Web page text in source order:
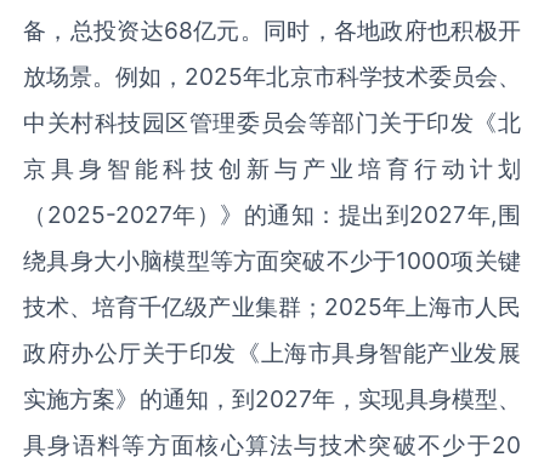
备，总投资达68亿元。同时，各地政府也积极开
放场景。例如，2025年北京市科学技术委员会、
中关村科技园区管理委员会等部门关于印发《北
京具身智能科技创新与产业培育行动计划
（2025-2027年）》的通知：提出到2027年,围
绕具身大小脑模型等方面突破不少于1000项关键
技术、培育千亿级产业集群；2025年上海市人民
政府办公厅关于印发《上海市具身智能产业发展
实施方案》的通知，到2027年，实现具身模型、
具身语料等方面核心算法与技术突破不少于20